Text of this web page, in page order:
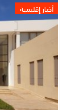
أخبار إقليمية